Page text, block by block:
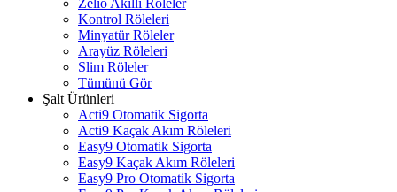
Zelio Akıllı Röleler
Kontrol Röleleri
Minyatür Röleler
Arayüz Röleleri
Slim Röleler
Tümünü Gör
Şalt Ürünleri
Acti9 Otomatik Sigorta
Acti9 Kaçak Akım Röleleri
Easy9 Otomatik Sigorta
Easy9 Kaçak Akım Röleleri
Easy9 Pro Otomatik Sigorta